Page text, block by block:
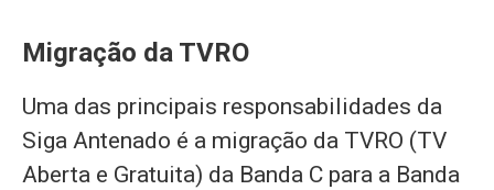
Migração da TVRO
Uma das principais responsabilidades da
Siga Antenado é a migração da TVRO (TV
Aberta e Gratuita) da Banda C para a Banda